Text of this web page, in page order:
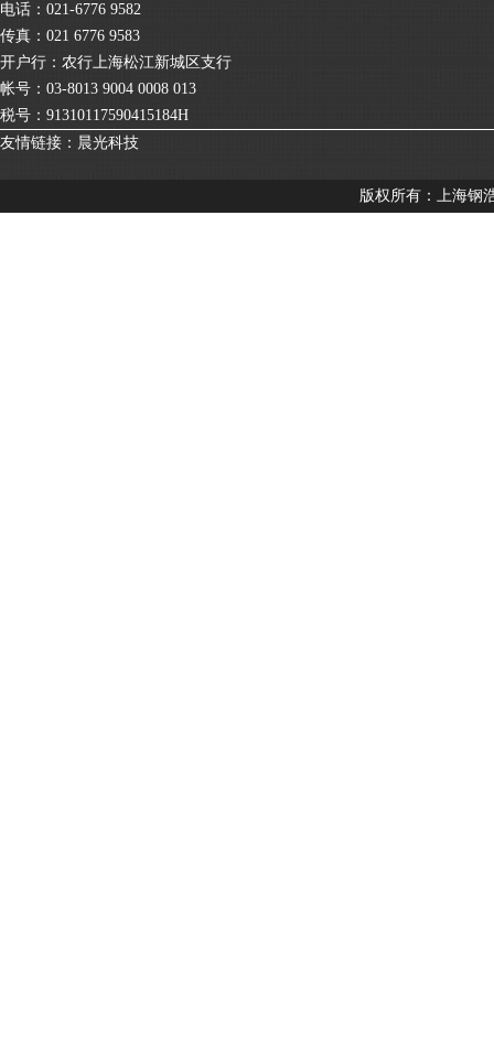
电话：021-6776 9582
传真：021 6776 9583
开户行：农行上海松江新城区支行
帐号：03-8013 9004 0008 013
税号：91310117590415184H
友情链接： 晨光科技
版权所有：上海钢